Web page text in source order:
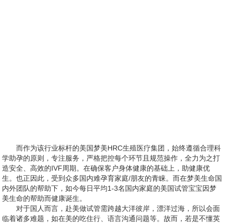
而作为该行业标杆的美国梦美HRC生殖医疗集团，始终遵循合理科
学助孕的原则，专注服务，严格把控每个环节且规范操作，全力为之打
造安全、高效的IVF周期。在确保客户身体健康的基础上，助健康优
生。也正因此，受到众多国内难孕育家庭/朋友的青睐。而在梦美生命国
内外团队的帮助下，如今每日平均1-3名国内家庭的美国试管宝宝因梦
美生命的帮助而健康诞生。
对于国人而言，赴美做试管需跨越大洋彼岸，漂洋过海，所以会面
临着诸多难题，如在美的吃住行、语言沟通问题等。故而，若是不懂英